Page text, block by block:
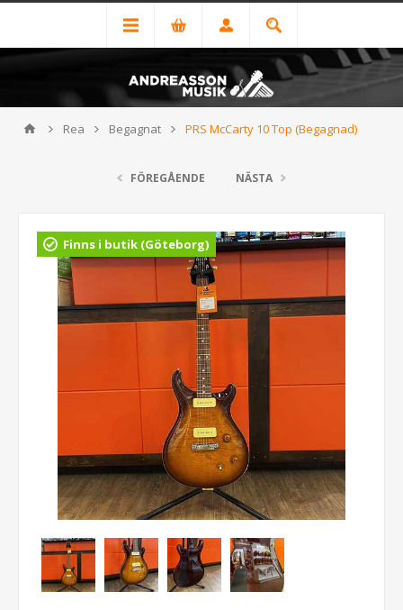
Rea Begagnat PRS McCarty 10 Top (Begagnad)
FÖREGÅENDE NÄSTA
Finns i butik (Göteborg)